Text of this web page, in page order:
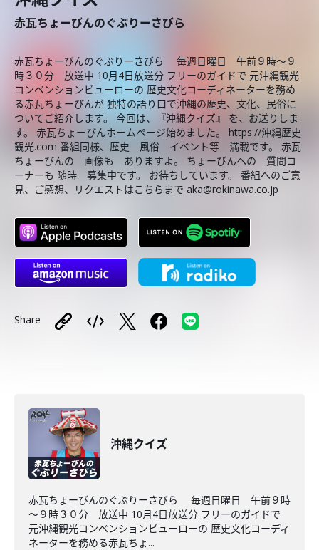
赤瓦ちょーびんのぐぶりーさびら
赤瓦ちょーびんのぐぶりーさびら 毎週日曜日 午前９時～９
時３０分 放送中 10月4日放送分 フリーのガイドで 元沖縄観光
コンベンションビューローの 歴史文化コーディネーターを務め
る赤瓦ちょーびんが 独特の語り口で沖縄の歴史、文化、民俗に
ついてご紹介します。 今回は、『沖縄クイズ』 を、お送りしま
す。 赤瓦ちょーびんホームページ始めました。 https://沖縄歴史
観光.com 番組同様、歴史 風俗 イベント等 満載です。 赤瓦
ちょーびんの 画像も ありますよ。 ちょーびんへの 質問コ
ーナーも 随時 募集中です。 お待ちしています。 番組へのご意
見、ご感想、リクエストはこちらまで aka@rokinawa.co.jp
Share
沖縄クイズ
赤瓦ちょーびんのぐぶりーさびら 毎週日曜日 午前９時
～９時３０分 放送中 10月4日放送分 フリーのガイドで
元沖縄観光コンベンションビューローの 歴史文化コーディ
ネーターを務める赤瓦ちょ...